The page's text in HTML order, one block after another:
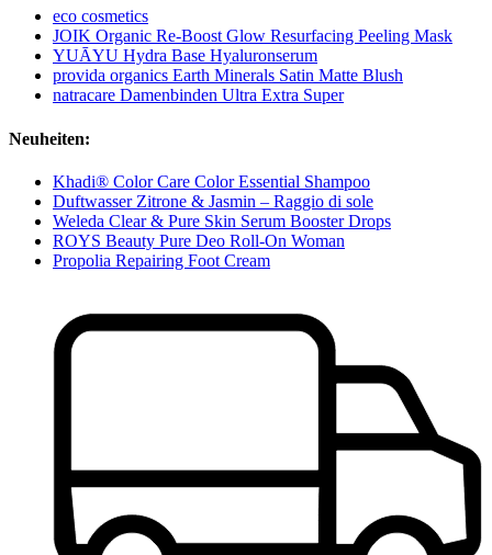
eco cosmetics
JOIK Organic Re-Boost Glow Resurfacing Peeling Mask
YUĀYU Hydra Base Hyaluronserum
provida organics Earth Minerals Satin Matte Blush
natracare Damenbinden Ultra Extra Super
Neuheiten:
Khadi® Color Care Color Essential Shampoo
Duftwasser Zitrone & Jasmin – Raggio di sole
Weleda Clear & Pure Skin Serum Booster Drops
ROYS Beauty Pure Deo Roll-On Woman
Propolia Repairing Foot Cream